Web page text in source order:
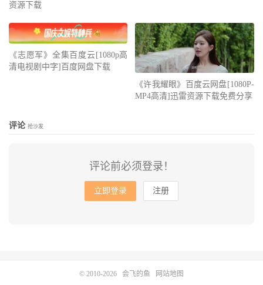
资源下载
《志愿军》全集百度云[1080p高
清电视剧中字]百度网盘下载
《许我耀眼》百度云网盘[1080P-
MP4高清]迅雷资源下载免费分享
评论 抢沙发
评论前必须登录！
立即登录 注册
© 2010-2026 会飞的鱼 网站地图